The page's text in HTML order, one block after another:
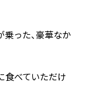
乗った、豪華なか
食べていただけ